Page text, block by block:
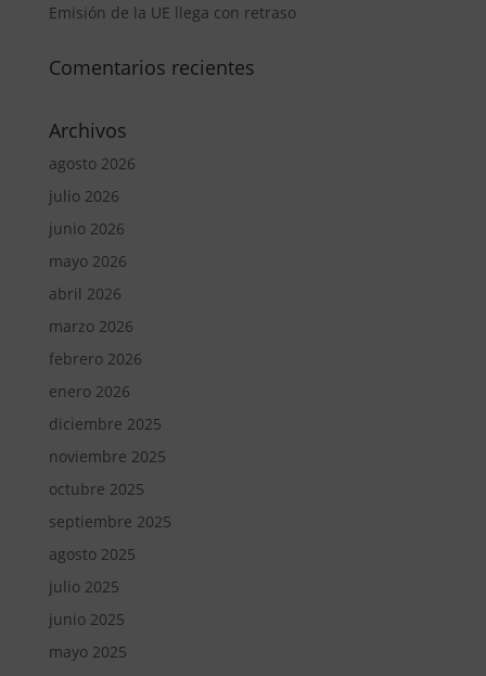
Emisión de la UE llega con retraso
Comentarios recientes
Archivos
agosto 2026
julio 2026
junio 2026
mayo 2026
abril 2026
marzo 2026
febrero 2026
enero 2026
diciembre 2025
noviembre 2025
octubre 2025
septiembre 2025
agosto 2025
julio 2025
junio 2025
mayo 2025